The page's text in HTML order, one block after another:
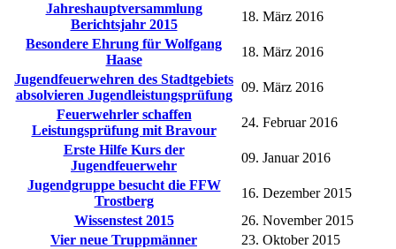
Jahreshauptversammlung
Berichtsjahr 2015
18. März 2016
Besondere Ehrung für Wolfgang
Haase
18. März 2016
Jugendfeuerwehren des Stadtgebiets
absolvieren Jugendleistungsprüfung
09. März 2016
Feuerwehrler schaffen
Leistungsprüfung mit Bravour
24. Februar 2016
Erste Hilfe Kurs der
Jugendfeuerwehr
09. Januar 2016
Jugendgruppe besucht die FFW
Trostberg
16. Dezember 2015
Wissenstest 2015
26. November 2015
Vier neue Truppmänner
23. Oktober 2015